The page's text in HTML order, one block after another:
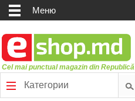
Меню
Cel mai punctual magazin din Republică
Категории